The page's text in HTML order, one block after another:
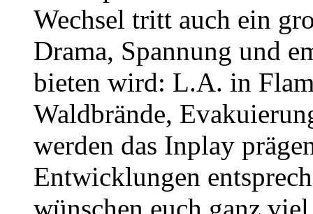
Wechsel tritt auch ein
Drama, Spannung und
bieten wird: L.A. in
Waldbrände,
werden das Inplay
Entwicklungen